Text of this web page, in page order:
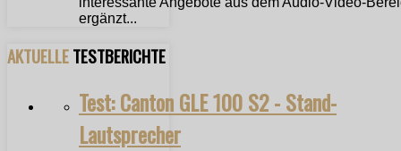
ergänzt...
AKTUELLETESTBERICHTE
Test: Canton GLE 100 S2 - Stand-
Lautsprecher